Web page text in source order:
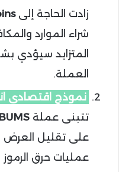
زادت الحاجة إلى
شراء الموارد
المتزايد سيؤدي
العملة.
نموذج اقتصادي
تتبنى عملة BUMS
على تقليل العرض
عمليات حرق الرموز